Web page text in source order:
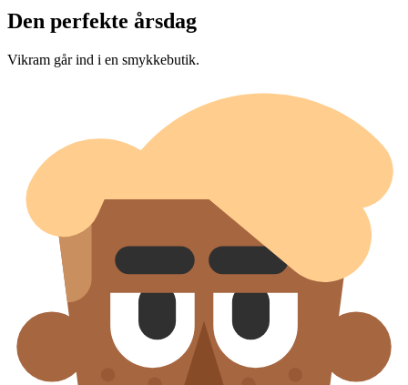
Den perfekte årsdag
Vikram går ind i en smykkebutik.